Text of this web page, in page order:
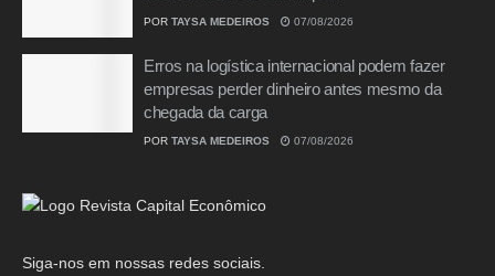
POR TAYSA MEDEIROS 07/08/2026
Erros na logística internacional podem fazer
empresas perder dinheiro antes mesmo da
chegada da carga
POR TAYSA MEDEIROS 07/08/2026
Siga-nos em nossas redes sociais.